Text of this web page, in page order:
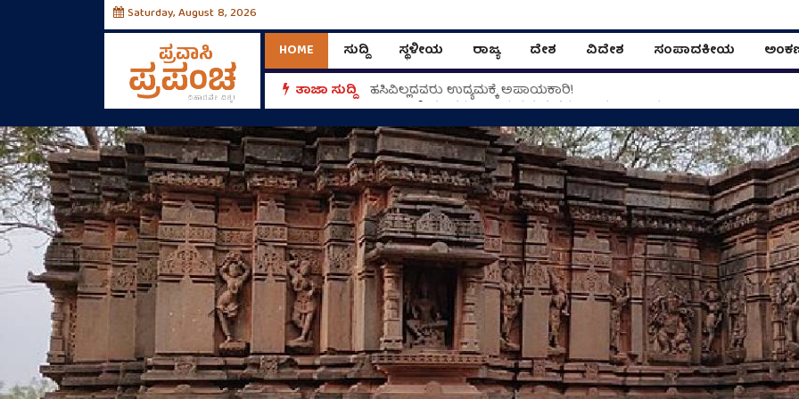
Saturday, August 8, 2026
HOME ಸುದ್ದಿ ಸ್ಥಳೀಯ ರಾಜ್ಯ ದೇಶ ವಿದೇಶ ಸಂಪಾದಕೀಯ
ತಾಜಾ ಸುದ್ದಿ
ಹಸಿವಿಲ್ಲದವರು ಉದ್ಯಮಕ್ಕೆ ಅಪಾಯಕಾರಿ!